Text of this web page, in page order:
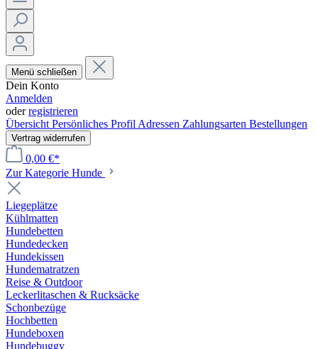
Menü schließen
Dein Konto
Anmelden
oderregistrieren
Übersicht Persönliches Profil Adressen Zahlungsarten Bestellungen
Vertrag widerrufen
0,00 €*
Zur Kategorie Hunde
Liegeplätze
Kühlmatten
Hundebetten
Hundedecken
Hundekissen
Hundematratzen
Reise & Outdoor
Leckerlitaschen & Rucksäcke
Schonbezüge
Hochbetten
Hundeboxen
Hundebuggy